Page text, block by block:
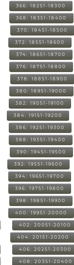
366: 18251-18300
368: 18351-18400
370: 18451-18500
372: 18551-18600
374: 18651-18700
376: 18751-18800
378: 18851-18900
380: 18951-19000
382: 19051-19100
384: 19151-19200
386: 19251-19300
388: 19351-19400
390: 19451-19500
392: 19551-19600
394: 19651-19700
396: 19751-19800
398: 19851-19900
400: 19951-20000
402: 20051-20100
404: 20151-20200
406: 20251-20300
408: 20351-20400